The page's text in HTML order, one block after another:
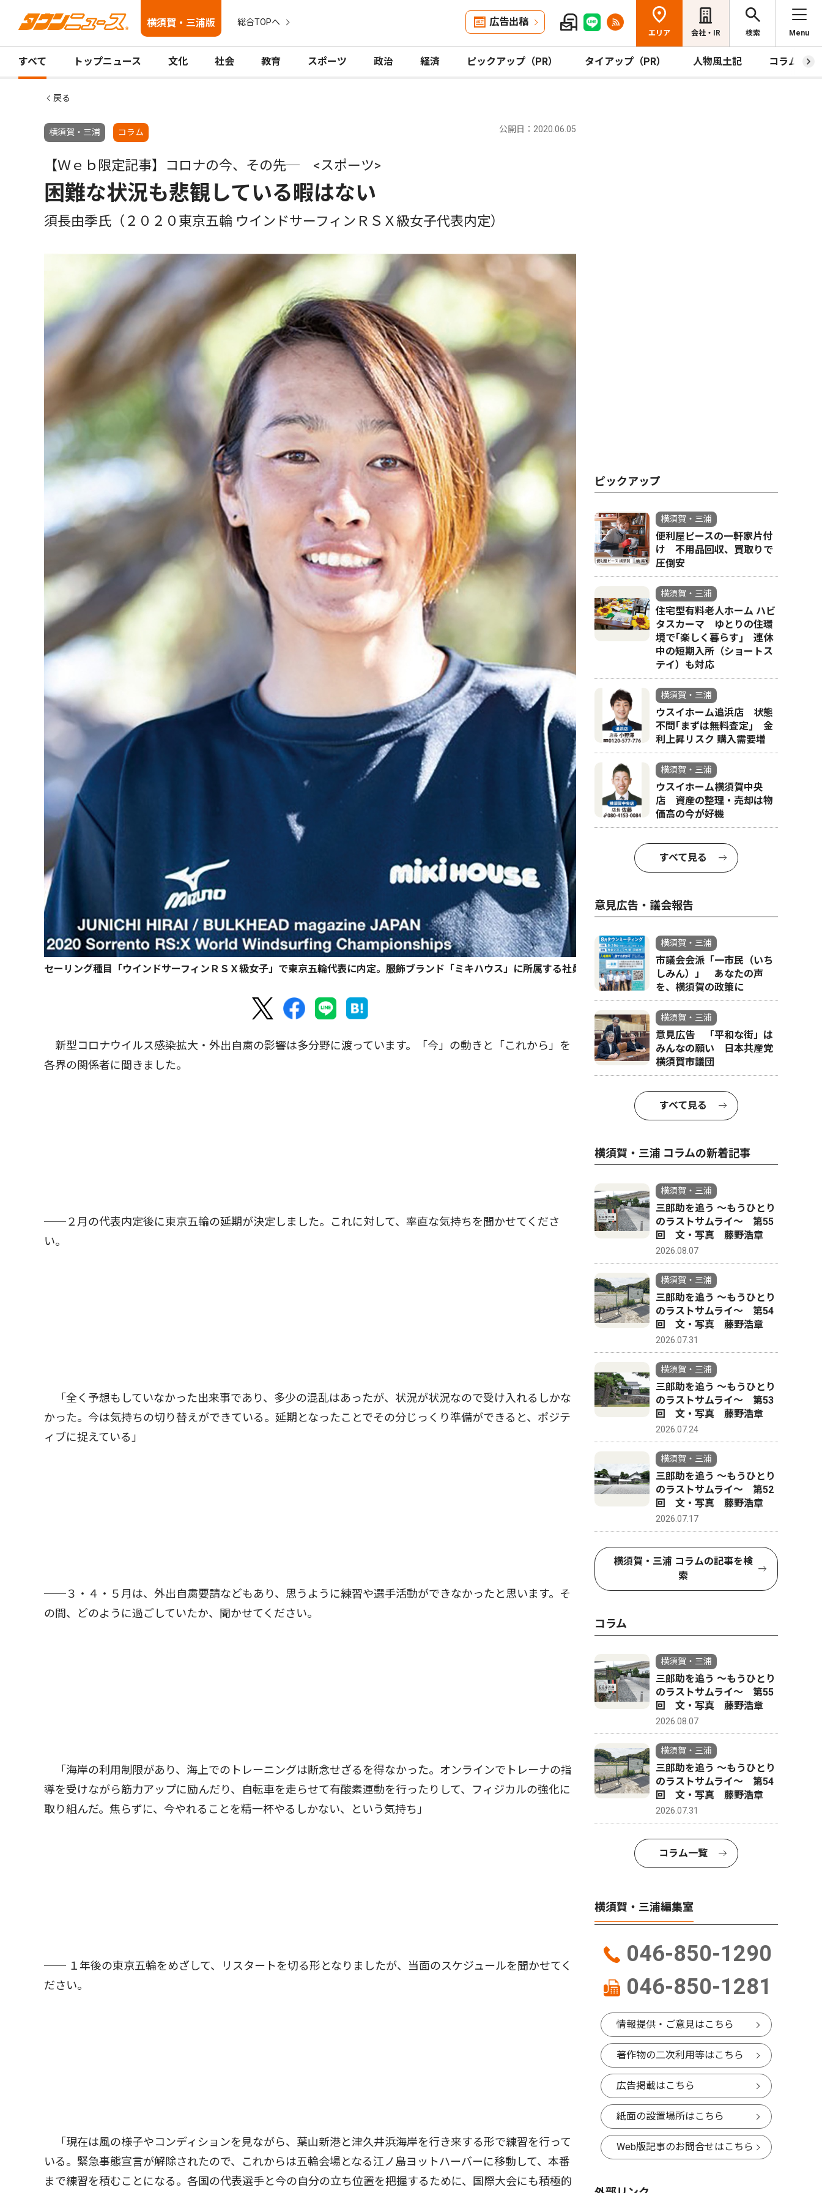
横須賀・三浦版 総合TOPへ 広告出稿
エリア 会社・IR 検索 Menu
すべて トップニュース 文化 社会 教育 スポーツ 政治 経済 ピックアップ（PR） タイアップ（PR） 人物風土記 コラム
戻る
横須賀・三浦 コラム 公開日：2020.06.05
【Ｗｅｂ限定記事】コロナの今、その先─ <スポーツ>
困難な状況も悲観している暇はない
須長由季氏（２０２０東京五輪 ウインドサーフィンＲＳＸ級女子代表内定）
セーリング種目「ウインドサーフィンＲＳＸ級女子」で東京五輪代表に内定。服飾ブランド「ミキハウス」に所属する社員アスリートで、さいか屋横須賀店に勤務。ウインド
新型コロナウイルス感染拡大・外出自粛の影響は多分野に渡っています。「今」の動きと「これから」を
各界の関係者に聞きました。
──２月の代表内定後に東京五輪の延期が決定しました。これに対して、率直な気持ちを聞かせてくださ
い。
「全く予想もしていなかった出来事であり、多少の混乱はあったが、状況が状況なので受け入れるしかな
かった。今は気持ちの切り替えができている。延期となったことでその分じっくり準備ができると、ポジテ
ィブに捉えている」
──３・４・５月は、外出自粛要請などもあり、思うように練習や選手活動ができなかったと思います。そ
の間、どのように過ごしていたか、聞かせてください。
「海岸の利用制限があり、海上でのトレーニングは断念せざるを得なかった。オンラインでトレーナの指
導を受けながら筋力アップに励んだり、自転車を走らせて有酸素運動を行ったりして、フィジカルの強化に
取り組んだ。焦らずに、今やれることを精一杯やるしかない、という気持ち」
── １年後の東京五輪をめざして、リスタートを切る形となりましたが、当面のスケジュールを聞かせてく
ださい。
「現在は風の様子やコンディションを見ながら、葉山新港と津久井浜海岸を行き来する形で練習を行って
いる。緊急事態宣言が解除されたので、これからは五輪会場となる江ノ島ヨットハーバーに移動して、本番
まで練習を積むことになる。各国の代表選手と今の自分の立ち位置を把握するために、国際大会にも積極的
ピックアップ
横須賀・三浦
便利屋ピースの一軒家片付
け 不用品回収、買取りで
圧倒安
横須賀・三浦
住宅型有料老人ホーム ハビ
タスカーマ ゆとりの住環
境で｢楽しく暮らす｣ 連休
中の短期入所（ショートス
テイ）も対応
横須賀・三浦
ウスイホーム追浜店 状態
不問｢まずは無料査定｣ 金
利上昇リスク 購入需要増
横須賀・三浦
ウスイホーム横須賀中央
店 資産の整理・売却は物
価高の今が好機
すべて見る
意見広告・議会報告
横須賀・三浦
市議会会派「一市民（いち
しみん）」 あなたの声
を、横須賀の政策に
横須賀・三浦
意見広告 「平和な街」は
みんなの願い 日本共産党
横須賀市議団
すべて見る
横須賀・三浦 コラムの新着記事
横須賀・三浦
三郎助を追う 〜もうひとり
のラストサムライ〜 第55
回 文・写真 藤野浩章
2026.08.07
横須賀・三浦
三郎助を追う 〜もうひとり
のラストサムライ〜 第54
回 文・写真 藤野浩章
2026.07.31
横須賀・三浦
三郎助を追う 〜もうひとり
のラストサムライ〜 第53
回 文・写真 藤野浩章
2026.07.24
横須賀・三浦
三郎助を追う 〜もうひとり
のラストサムライ〜 第52
回 文・写真 藤野浩章
2026.07.17
横須賀・三浦 コラムの記事を検
索
コラム
横須賀・三浦
三郎助を追う 〜もうひとり
のラストサムライ〜 第55
回 文・写真 藤野浩章
2026.08.07
横須賀・三浦
三郎助を追う 〜もうひとり
のラストサムライ〜 第54
回 文・写真 藤野浩章
2026.07.31
コラム一覧
横須賀・三浦編集室
046-850-1290
046-850-1281
情報提供・ご意見はこちら
著作物の二次利用等はこちら
広告掲載はこちら
紙面の設置場所はこちら
Web版記事のお問合せはこちら